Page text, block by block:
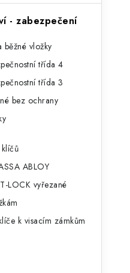
- zabezpečení
běžné vložky
třída 4
třída 3
bez ochrany
ABLOY
LOCK vyřezané
k visacím zámkům